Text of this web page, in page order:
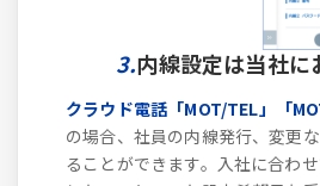
3.内線設定は当社に
クラウド電話「MOT/TEL」「
の場合、社員の内線発行、変更
ることができます。入社に合わ